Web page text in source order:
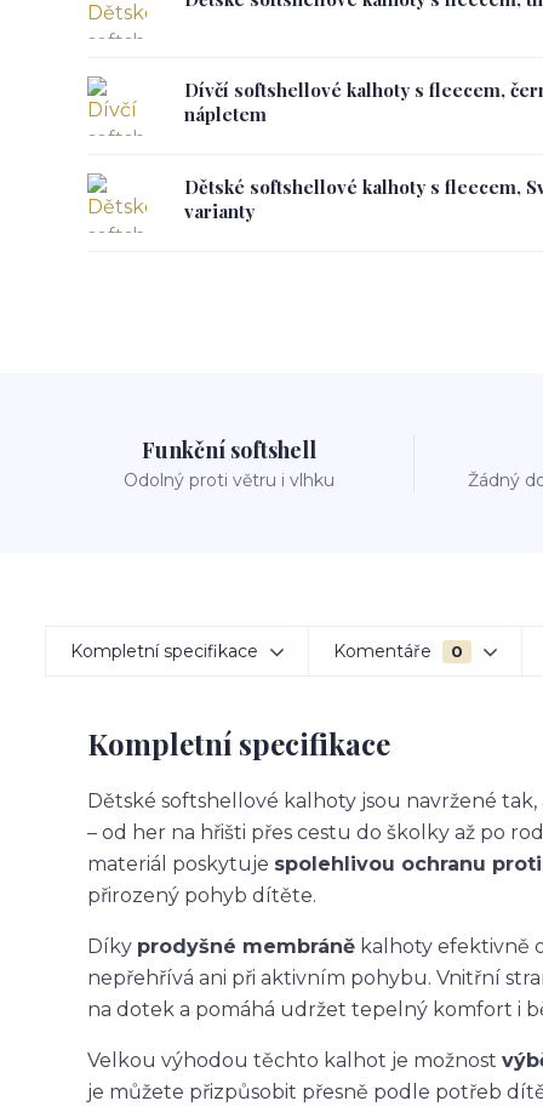
Dívčí softshellové kalhoty s fleecem,
nápletem
Dětské softshellové kalhoty s fleecem,
varianty
Funkční softshell
Odolný proti větru i vlhku Žádný
Kompletní specifikace Komentáře 0
Kompletní specifikace
Dětské softshellové kalhoty jsou navržené
– od her na hřišti přes cestu do školky až po
materiál poskytuje spolehlivou ochranu
přirozený pohyb dítěte.
Díky prodyšné membráně kalhoty efektivně
nepřehřívá ani při aktivním pohybu. Vnitřní
na dotek a pomáhá udržet tepelný komfort i
Velkou výhodou těchto kalhot je možnost
je můžete přizpůsobit přesně podle potřeb